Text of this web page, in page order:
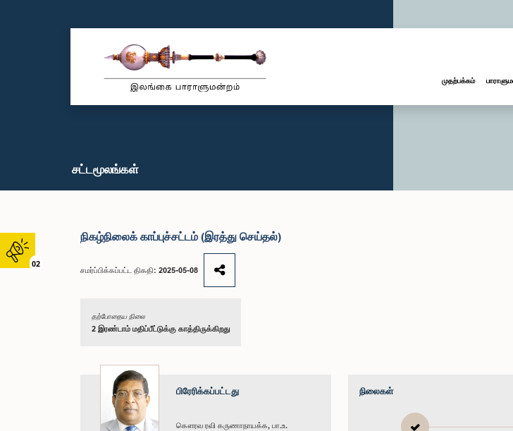
02
முதற்பக்கம்
சட்டமூலங்கள்
நிகழ்நிலைக் காப்புச்சட்டம் (இரத்து செய்தல்)
சமர்ப்பிக்கப்பட்ட திகதி: 2025-05-08
தற்போதைய நிலை
2 இரண்டாம் மதிப்பீட்டுக்கு காத்திருக்கிறது
பிரேரிக்கப்பட்டது
கௌரவ ரவி கருணாநாயக்க, பா.உ.
நிலைகள்